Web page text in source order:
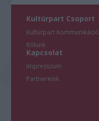
Kultúrpart Csoport
Kultúrpart Kommunikáció
Rólunk
Kapcsolat
Impresszum
Partnereink